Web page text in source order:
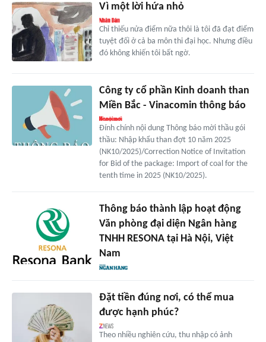
Vì một lời hứa nhỏ
Chỉ thiếu nửa điểm nữa thôi là tôi đã đạt điểm
tuyệt đối ở cả ba môn thi đại học. Nhưng điều
đó không khiến tôi bất ngờ.
Công ty cổ phần Kinh doanh than
Miền Bắc - Vinacomin thông báo
Đính chính nội dung Thông báo mời thầu gói
thầu: Nhập khẩu than đợt 10 năm 2025
(NK10/2025)/Correction Notice of Invitation
for Bid of the package: Import of coal for the
tenth time in 2025 (NK10/2025).
Thông báo thành lập hoạt động
Văn phòng đại diện Ngân hàng
TNHH RESONA tại Hà Nội, Việt
Nam
Đặt tiền đúng nơi, có thể mua
được hạnh phúc?
Theo nhiều nghiên cứu, thu nhập có ảnh